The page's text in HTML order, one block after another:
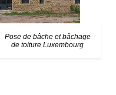
Pose de bâche et bâchage
de toiture Luxembourg